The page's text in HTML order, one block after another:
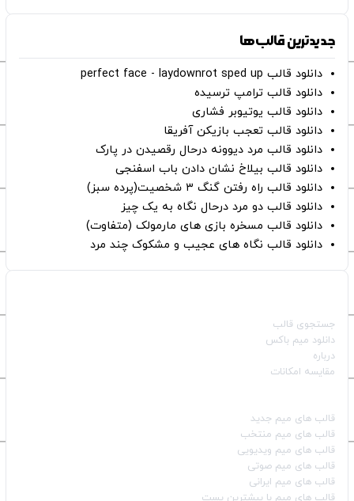
جدیدترین قالب‌ها
دانلود قالب perfect face - laydownrot sped up
دانلود قالب ترامپ ترسیده
دانلود قالب یوتیوبر فشاری
دانلود قالب تعجب بازیکن آفریقا
دانلود قالب مرد دیوونه درحال رقصیدن در پارک
دانلود قالب بیلاخ نشان دادن باب اسفنجی
دانلود قالب راه رفتن گنگ ۳ شخصیت(پرده سبز)
دانلود قالب دو مرد درحال نگاه به یک چیز
دانلود قالب مسخره بازی های مارمولک (متفاوت)
دانلود قالب نگاه های عجیب و مشکوک چند مرد
جستجوی قالب
دانلود میم باکس
درباره
مقایسه امکانات
قالب‌ های میم جدید
قالب‌ های میم منتخب
قالب‌ های میم ویدیویی
قالب‌ های میم صوتی
قالب‌ های میم ایرانی
قالب‌ های میم با بیشترین پست